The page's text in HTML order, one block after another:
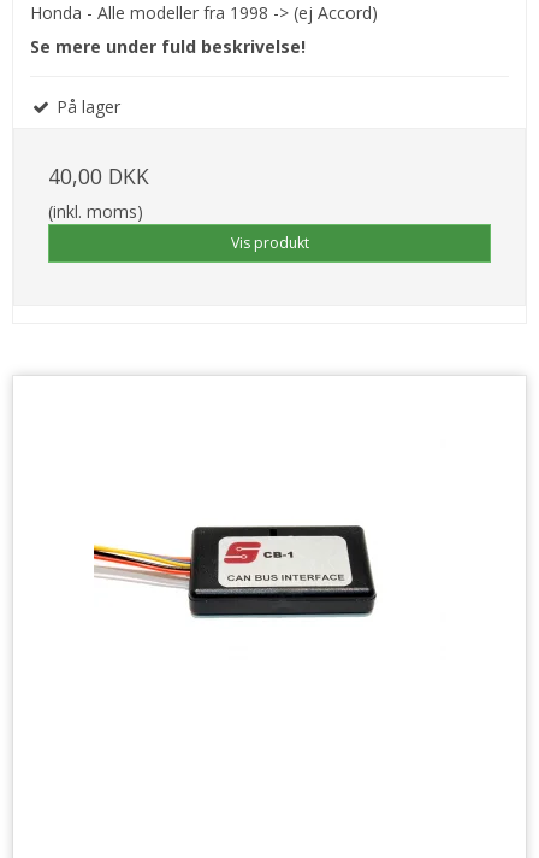
Honda - Alle modeller fra 1998 -> (ej Accord)
Se mere under fuld beskrivelse!
På lager
40,00 DKK
(inkl. moms)
Vis produkt